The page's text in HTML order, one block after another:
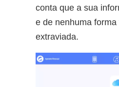
conta que a sua
e de nenhuma
extraviada.